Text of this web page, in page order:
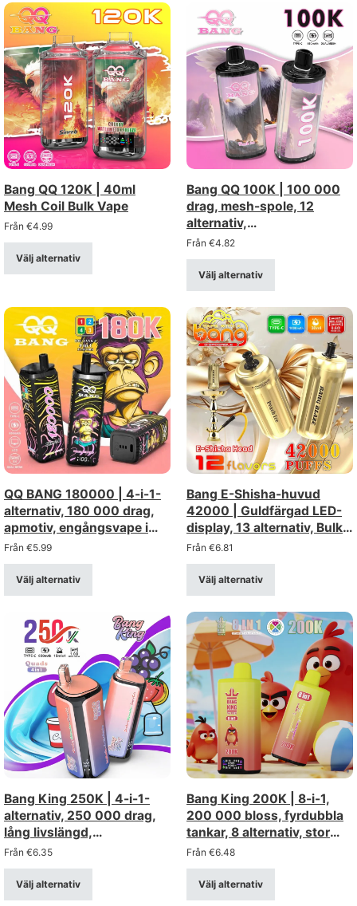
Bang QQ 120K | 40ml
Mesh Coil Bulk Vape
Från €4.99
Välj alternativ
Bang QQ 100K | 100 000
drag, mesh-spole, 12
alternativ,
uppladdningsbar via Type-
C, engångsvape i bulk
Från €4.82
Välj alternativ
QQ BANG 180000 | 4-i-1-
alternativ, 180 000 drag,
apmotiv, engångsvape i
bulk
Från €5.99
Välj alternativ
Bang E-Shisha-huvud
42000 | Guldfärgad LED-
display, 13 alternativ, Bulk
Vape
Från €6.81
Välj alternativ
Bang King 250K | 4-i-1-
alternativ, 250 000 drag,
lång livslängd,
engångsvape i bulk
Från €6.35
Välj alternativ
Bang King 200K | 8-i-1,
200 000 bloss, fyrdubbla
tankar, 8 alternativ, stor
kapacitet, engångsvape i
bulk
Från €6.48
Välj alternativ